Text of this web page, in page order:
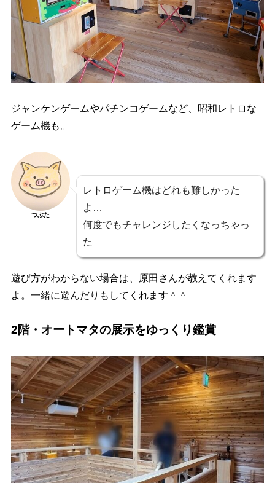
ジャンケンゲームやパチンコゲームなど、昭和レトロな
ゲーム機も。
つぶた
レトロゲーム機はどれも難しかった
よ…
何度でもチャレンジしたくなっちゃっ
た
遊び方がわからない場合は、原田さんが教えてくれます
よ。一緒に遊んだりもしてくれます＾＾
2階・オートマタの展示をゆっくり鑑賞